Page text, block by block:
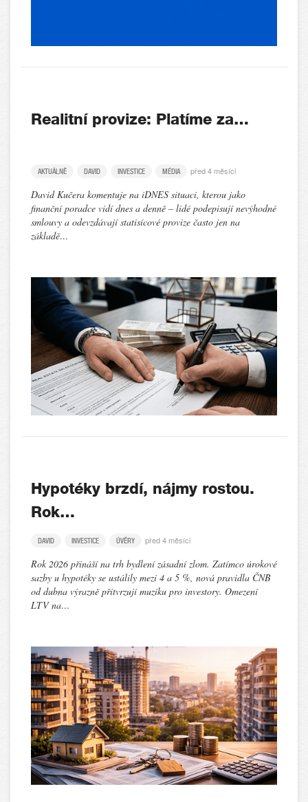
Realitní provize: Platíme za…
AKTUÁLNĚ DAVID INVESTICE MÉDIA před 4 měsíci
David Kučera komentuje na iDNES situaci, kterou jako
finanční poradce vidí dnes a denně – lidé podepisují nevýhodné
smlouvy a odevzdávají statisícové provize často jen na
základě…
Hypotéky brzdí, nájmy rostou.
Rok…
DAVID INVESTICE ÚVĚRY před 4 měsíci
Rok 2026 přináší na trh bydlení zásadní zlom. Zatímco úrokové
sazby u hypotéky se ustálily mezi 4 a 5 %, nová pravidla ČNB
od dubna výrazně přitvrzují muziku pro investory. Omezení
LTV na…